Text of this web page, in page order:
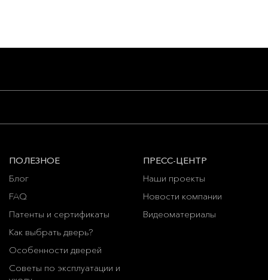
ПОЛЕЗНОЕ
Блог
FAQ
Патенты и сертификаты
Как выбрать дверь?
Особенности дверей
Советы по эксплуатации и
ПРЕСС-ЦЕНТР
Наши проекты
Новости компании
Видеоматериалы